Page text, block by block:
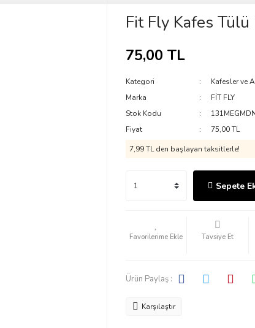
Fit Fly Kafes Tülü
75,00 TL
Kategori Kafesler ve
Marka
FİT FLY
Stok Kodu
Fiyat
75,00 TL
7,99 TL den başlayan taksitlerle!
Sepete
Tavsiye Et
Ürün Paylaş :
Karşılaştır